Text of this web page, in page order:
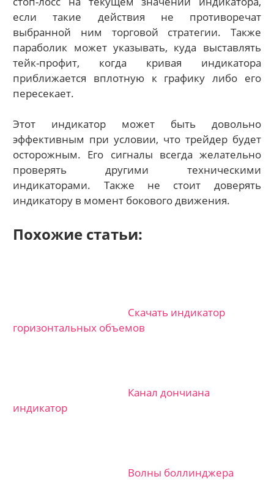
если такие действия не противоречат
выбранной ним торговой стратегии. Также
параболик может указывать, куда выставлять
тейк-профит, когда кривая индикатора
приближается вплотную к графику либо его
пересекает.
Этот индикатор может быть довольно
эффективным при условии, что трейдер будет
осторожным. Его сигналы всегда желательно
проверять другими техническими
индикаторами. Также не стоит доверять
индикатору в момент бокового движения.
Похожие статьи:
Скачать индикатор
горизонтальных объемов
Канал дончиана
индикатор
Волны боллинджера